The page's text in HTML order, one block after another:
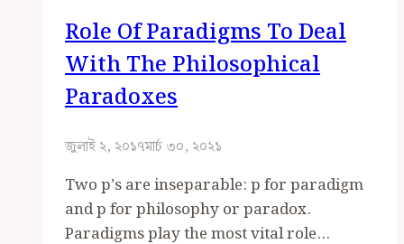
Role Of Paradigms To Deal
With The Philosophical
Paradoxes
জুলাই ২, ২০১৭মার্চ ৩০, ২০২১
Two p’s are inseparable: p for paradigm
and p for philosophy or paradox.
Paradigms play the most vital role…